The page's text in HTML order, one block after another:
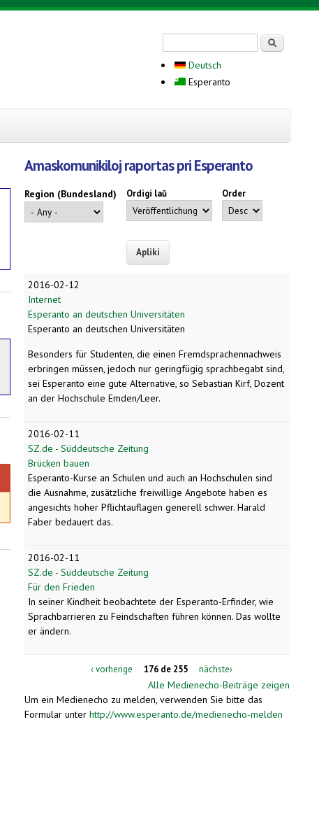
Deutsch
Esperanto
Amaskomunikiloj raportas pri Esperanto
Region (Bundesland) Ordigi laŭ Order
2016-02-12
Internet
Esperanto an deutschen Universitäten
Esperanto an deutschen Universitäten
Besonders für Studenten, die einen Fremdsprachennachweis
erbringen müssen, jedoch nur geringfügig sprachbegabt sind,
sei Esperanto eine gute Alternative, so Sebastian Kirf, Dozent
an der Hochschule Emden/Leer.
2016-02-11
SZ.de - Süddeutsche Zeitung
Brücken bauen
Esperanto-Kurse an Schulen und auch an Hochschulen sind
die Ausnahme, zusätzliche freiwillige Angebote haben es
angesichts hoher Pflichtauflagen generell schwer. Harald
Faber bedauert das.
2016-02-11
SZ.de - Süddeutsche Zeitung
Für den Frieden
In seiner Kindheit beobachtete der Esperanto-Erfinder, wie
Sprachbarrieren zu Feindschaften führen können. Das wollte
er ändern.
‹ vorherige 176 de 255 nächste›
Alle Medienecho-Beiträge zeigen
Um ein Medienecho zu melden, verwenden Sie bitte das
Formular unter http://www.esperanto.de/medienecho-melden